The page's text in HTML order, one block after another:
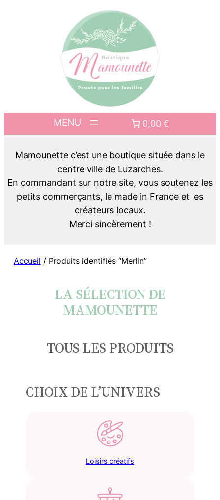
0,00 €
Mamounette c’est une boutique située dans le
centre ville de Luzarches.
En commandant sur notre site, vous soutenez les
petits commerçants, le made in France et les
créateurs locaux.
Merci sincèrement !
Accueil / Produits identifiés “Merlin”
LA SÉLECTION DE
MAMOUNETTE
TOUS LES PRODUITS
CHOIX DE L’UNIVERS
Loisirs créatifs